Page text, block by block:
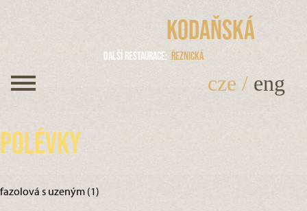
Kodaňská
Další restaurace Řeznická
cze / eng
Polévky
fazolová s uzeným (1)